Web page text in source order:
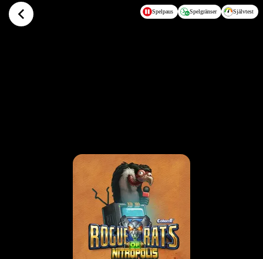
Hoppa till huvudinnehållet Spelpaus Spelgränser Självtest